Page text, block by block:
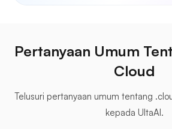
Pertanyaan Umum
Cloud
Telusuri pertanyaan umum tentang
kepada UltaAI.